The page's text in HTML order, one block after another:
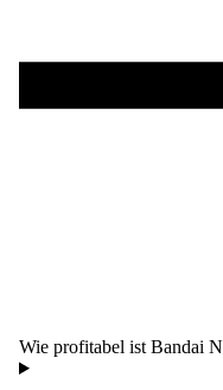
Wie profitabel ist Bandai